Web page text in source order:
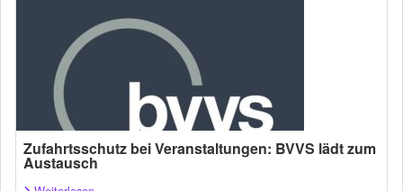
Zufahrtsschutz bei Veranstaltungen: BVVS lädt zum
Austausch